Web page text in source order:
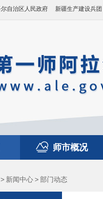
自治区人民政府 新疆生产建设兵团
师市概况
> 新闻中心>部门动态